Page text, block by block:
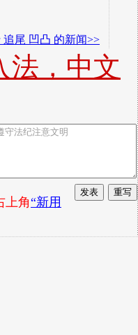
追尾 凹凸 的新闻>>
法，中文
上角“新用